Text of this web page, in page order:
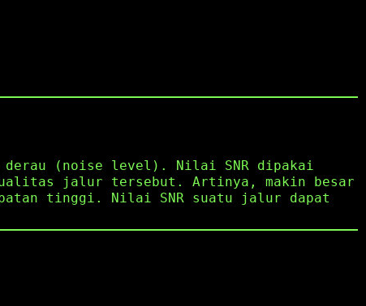
derau (noise level). Nilai SNR dipakai
jalur tersebut. Artinya, makin besar
tinggi. Nilai SNR suatu jalur dapat